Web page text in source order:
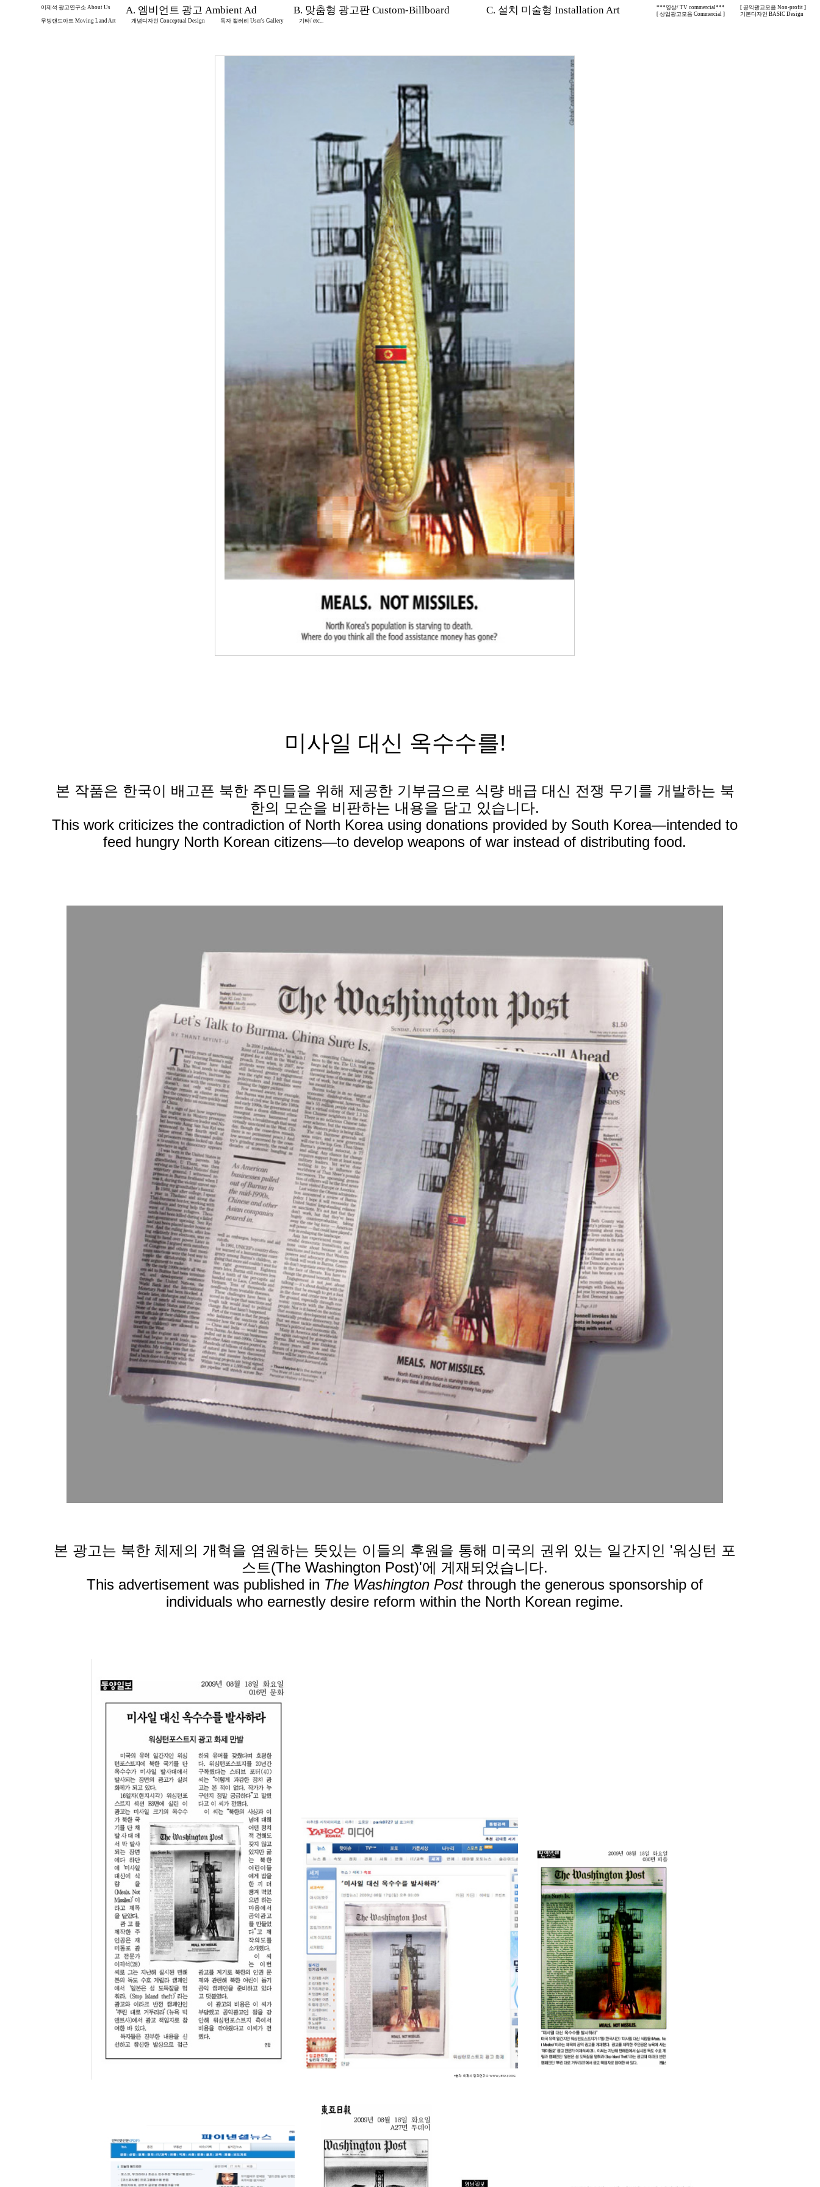
이제석 광고연구소 About Us A. 엠비언트 광고 Ambient Ad B. 맞춤형 광고판 Custom-Billboard C. 설치 미술형 Installation Art ***영상/ TV commercial***
[ 공익광고모음 Non-profit ]
[ 상업광고모음 Commercial ]
기본디자인 BASIC Design
무빙랜드아트 Moving Land Art
개념디자인 Conceptual Design 독자 갤러리 User's Gallery 기타/ etc...
미사일 대신 옥수수를!
본 작품은 한국이 배고픈 북한 주민들을 위해 제공한 기부금으로 식량 배급 대신 전쟁 무기를 개발하는 북
한의 모순을 비판하는 내용을 담고 있습니다.
This work criticizes the contradiction of North Korea using donations provided by South Korea—intended to
feed hungry North Korean citizens—to develop weapons of war instead of distributing food.
본 광고는 북한 체제의 개혁을 염원하는 뜻있는 이들의 후원을 통해 미국의 권위 있는 일간지인 '워싱턴 포
스트(The Washington Post)'에 게재되었습니다.
This advertisement was published in The Washington Postthrough the generous sponsorship of
individuals who earnestly desire reform within the North Korean regime.